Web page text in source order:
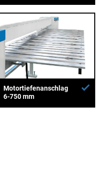
Motortiefenanschlag
6-750 mm